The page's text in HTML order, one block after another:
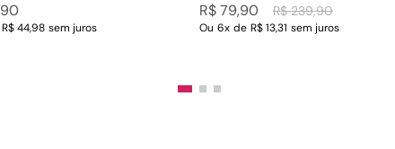
90
R$ 44,98 sem juros
R$ 239,90
R$79,90
Ou 6x de R$ 13,31 sem juros